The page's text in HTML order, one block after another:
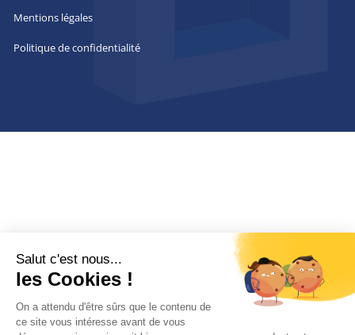
Mentions légales
Politique de confidentialité